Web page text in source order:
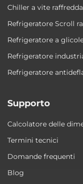
Chiller a vite
Refrigeratore Scroll
Refrigeratore a
Refrigeratore
Refrigeratore
Supporto
Calcolatore delle
Termini tecnici
Domande frequenti
Blog